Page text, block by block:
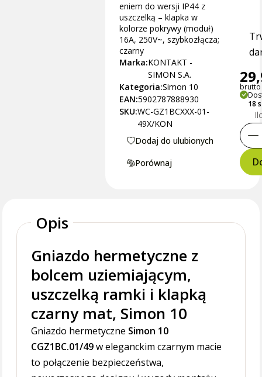
eniem do wersji IP44 z
uszczelką – klapka w
kolorze pokrywy (moduł)
16A, 250V~, szybkozłącza;
czarny
Marka:KONTAKT -
SIMON S.A.
Kategoria:Simon 10
EAN:5902787888930
SKU:WC-GZ1BCXXX-01-
49X/KON
Dodaj do ulubionych
Porównaj
brutto
18
Opis
Gniazdo hermetyczne z
bolcem uziemiającym,
uszczelką ramki i klapką
czarny mat, Simon 10
Gniazdo hermetyczne Simon 10
CGZ1BC.01/49w eleganckim czarnym macie
to połączenie bezpieczeństwa,